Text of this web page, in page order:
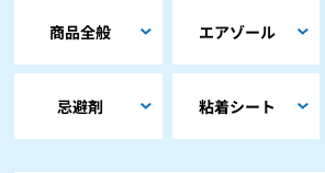
商品全般 エアゾール
忌避剤 粘着シート